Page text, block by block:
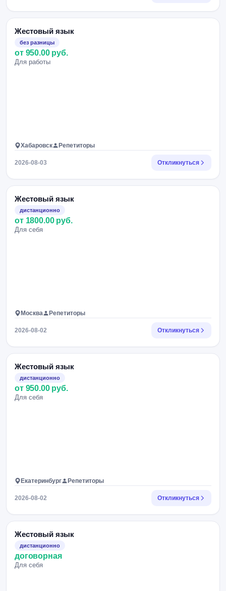
Жестовый язык
без разницы
от 950.00 руб.
Для работы
Хабаровск Репетиторы
2026-08-03 Откликнуться
Жестовый язык
дистанционно
от 1800.00 руб.
Для себя
Москва Репетиторы
2026-08-02 Откликнуться
Жестовый язык
дистанционно
от 950.00 руб.
Для себя
Екатеринбург Репетиторы
2026-08-02 Откликнуться
Жестовый язык
дистанционно
договорная
Для себя